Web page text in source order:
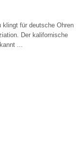
klingt für deutsche Ohren
Der kalifornische
...